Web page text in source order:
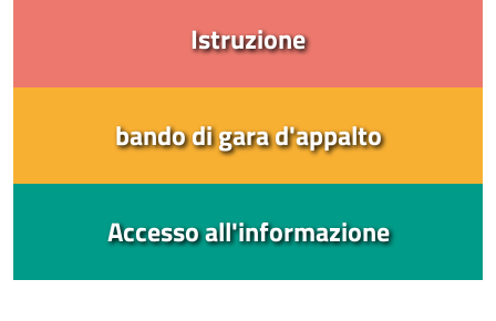
Istruzione
bando di gara d'appalto
Accesso all'informazione